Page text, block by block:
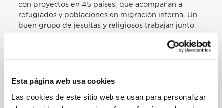
Esta página web usa cookies
Las cookies de este sitio web se usan para personalizar
con proyectos en 45 países, que acompañan a
refugiados y poblaciones en migración interna. Un
buen grupo de jesuitas y religiosos trabajan junto
acompañar, servir y defender los derechos de los
refugiados.
La elección de estar presente en los lugares donde